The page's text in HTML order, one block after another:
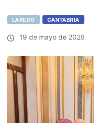
LAREDO CANTABRIA
19 de mayo de 2026